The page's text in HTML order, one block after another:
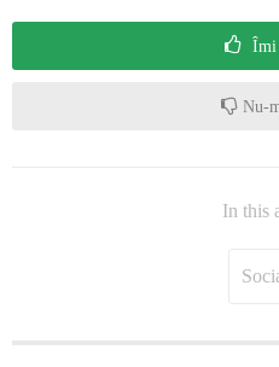
Îmi
Nu-
In this